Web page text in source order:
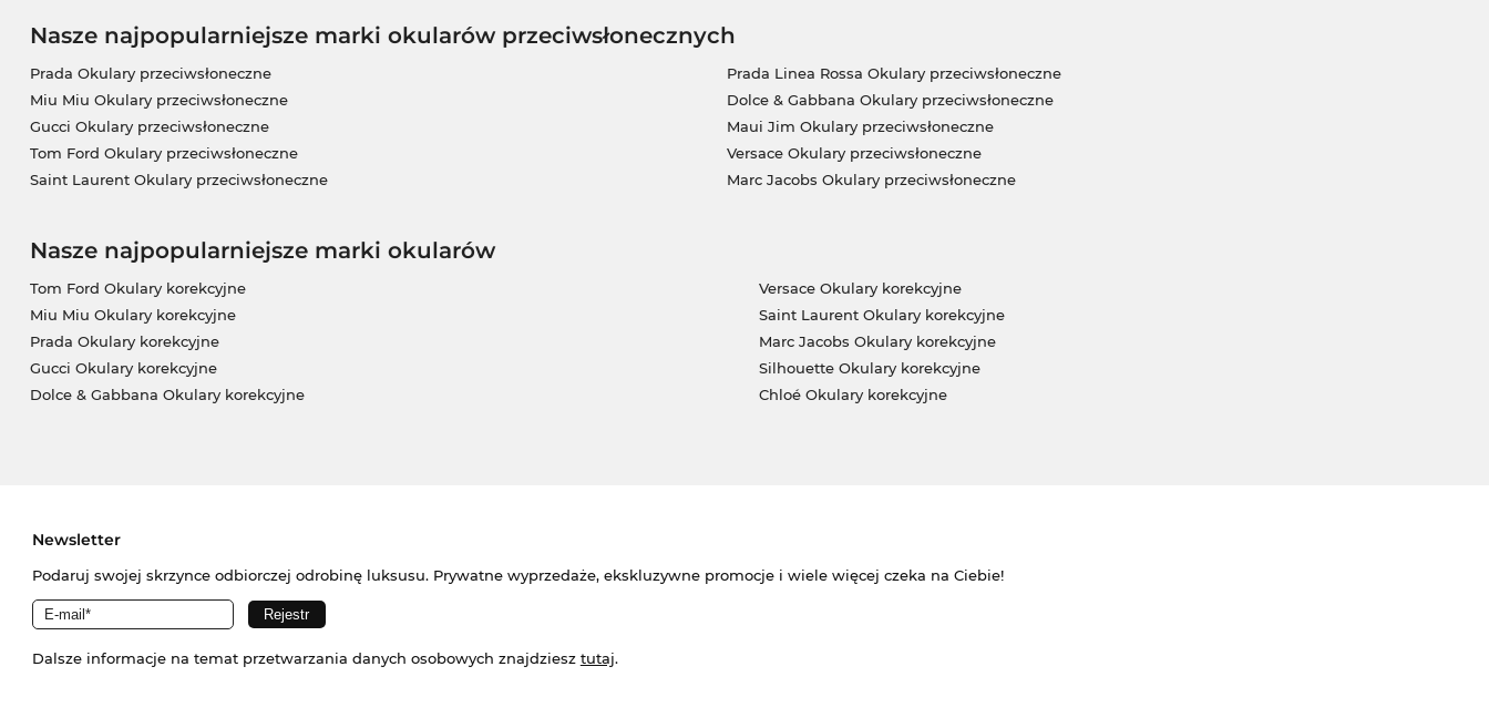
Nasze najpopularniejsze marki okularów przeciwsłonecznych
Prada Okulary przeciwsłoneczne
Miu Miu Okulary przeciwsłoneczne
Gucci Okulary przeciwsłoneczne
Tom Ford Okulary przeciwsłoneczne
Saint Laurent Okulary przeciwsłoneczne
Prada Linea Rossa Okulary przeciwsłoneczne
Dolce & Gabbana Okulary przeciwsłoneczne
Maui Jim Okulary przeciwsłoneczne
Versace Okulary przeciwsłoneczne
Marc Jacobs Okulary przeciwsłoneczne
Nasze najpopularniejsze marki okularów
Tom Ford Okulary korekcyjne
Miu Miu Okulary korekcyjne
Prada Okulary korekcyjne
Gucci Okulary korekcyjne
Dolce & Gabbana Okulary korekcyjne
Versace Okulary korekcyjne
Saint Laurent Okulary korekcyjne
Marc Jacobs Okulary korekcyjne
Silhouette Okulary korekcyjne
Chloé Okulary korekcyjne
Newsletter
Podaruj swojej skrzynce odbiorczej odrobinę luksusu. Prywatne wyprzedaże, ekskluzywne promocje i wiele więcej czeka na Ciebie!
Dalsze informacje na temat przetwarzania danych osobowych znajdziesz tutaj.